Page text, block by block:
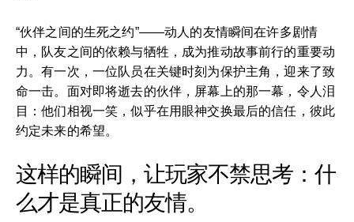
“伙伴之间的生死之约”——动人的友情瞬间在许多剧情
中，队友之间的依赖与牺牲，成为推动故事前行的重要动
力。有一次，一位队员在关键时刻为保护主角，迎来了致
命一击。面对即将逝去的伙伴，屏幕上的那一幕，令人泪
目：他们相视一笑，似乎在用眼神交换最后的信任，彼此
约定未来的希望。
这样的瞬间，让玩家不禁思考：什
么才是真正的友情。